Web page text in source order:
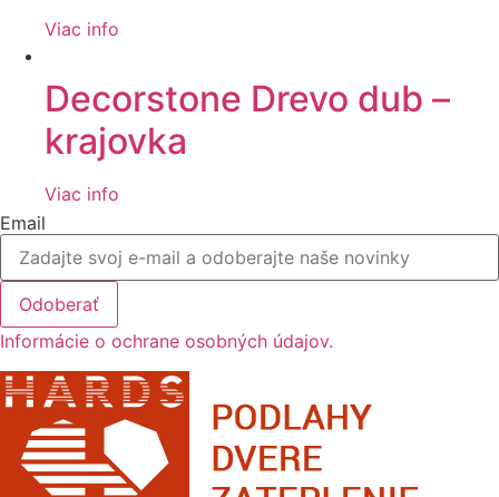
Viac info
Decorstone Drevo dub –
krajovka
Viac info
Email
Odoberať
Informácie o ochrane osobných údajov.